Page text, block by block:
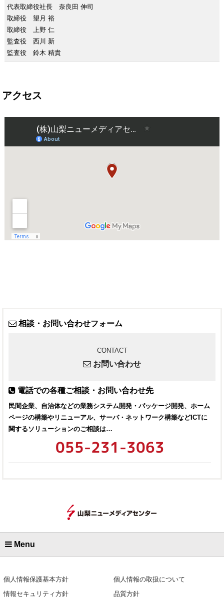
代表取締役社長 奈良田 伸司
取締役 望月 裕
取締役 上野 仁
監査役 西川 新
監査役 鈴木 精貴
アクセス
相談・お問い合わせフォーム
CONTACT
お問い合わせ
電話での各種ご相談・お問い合わせ先
民間企業、自治体などの業務システム開発・パッケージ開発、ホーム
ページの構築やリニューアル、サーバ・ネットワーク構築などICTに
関するソリューションのご相談は…
055-231-3063
Menu
個人情報保護基本方針
個人情報の取扱について
情報セキュリティ方針
品質方針